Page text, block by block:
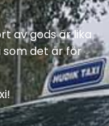
av gods är lika
som det är för